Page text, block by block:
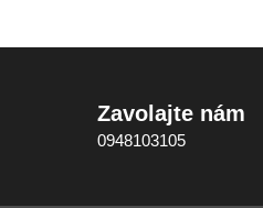
Zavolajte nám
0948103105